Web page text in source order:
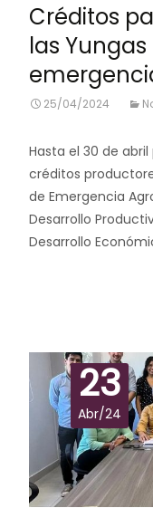
Créditos
las
25/04/2024
Hasta el 30 de
créditos
de Emergencia
Desarrollo
Desarrollo
23
Abr/24